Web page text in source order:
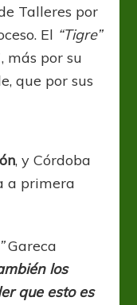
Talleres por
El “Tigre”
más por su
que por sus
, y Córdoba
a primera
Gareca
los
que esto es